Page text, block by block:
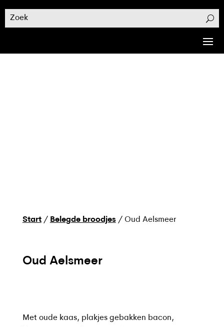
Start/ Belegde broodjes/ Oud Aelsmeer
Oud Aelsmeer
Met oude kaas, plakjes gebakken bacon,